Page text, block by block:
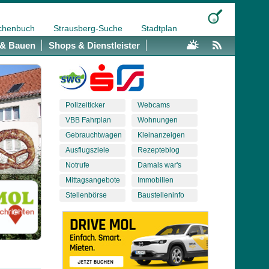
Strausberg-Suche Stadtplan
Bauen Shops & Dienstleister
Polizeiticker
VBB Fahrplan
Gebrauchtwagen
Ausflugsziele
Notrufe
Mittagsangebote
Stellenbörse
Webcams
Wohnungen
Kleinanzeigen
Rezepteblog
Damals war's
Immobilien
Baustelleninfo